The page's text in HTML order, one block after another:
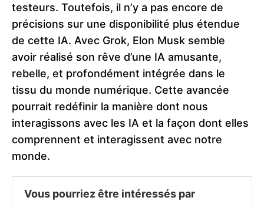
testeurs. Toutefois, il n’y a pas encore de
précisions sur une disponibilité plus étendue
de cette IA. Avec Grok, Elon Musk semble
avoir réalisé son rêve d’une IA amusante,
rebelle, et profondément intégrée dans le
tissu du monde numérique. Cette avancée
pourrait redéfinir la manière dont nous
interagissons avec les IA et la façon dont elles
comprennent et interagissent avec notre
monde.
Vous pourriez être intéressés par